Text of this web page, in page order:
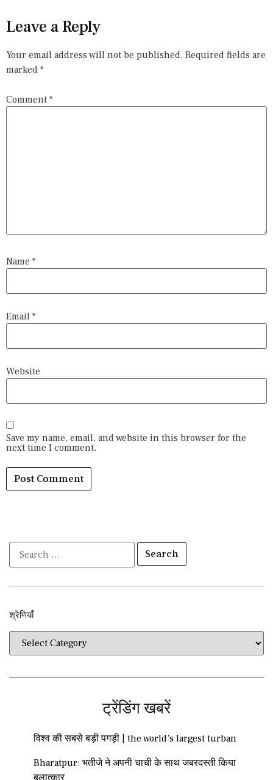
Leave a Reply
Your email address will not be published. Required fields are
marked *
Comment *
Name *
Email *
Website
Save my name, email, and website in this browser for the
next time I comment.
श्रेणियाँ​​
ट्रेंडिंग खबरें
विश्व की सबसे बड़ी पगड़ी | the world’s largest turban
Bharatpur: भतीजे ने अपनी चाची के साथ जबरदस्ती किया
बलात्कार